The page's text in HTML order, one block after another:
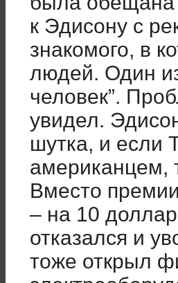
к Эдисону с
знакомого, в
людей. Один
человек”.
увидел.
шутка, и если
американцем,
Вместо
– на 10
отказался и
тоже открыл